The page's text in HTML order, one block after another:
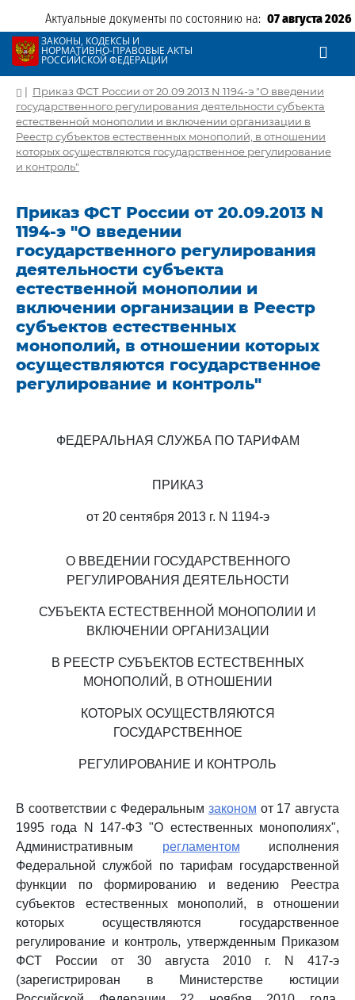
Актуальные документы по состоянию на: 07 августа 2026
ЗАКОНЫ, КОДЕКСЫ И
НОРМАТИВНО-ПРАВОВЫЕ АКТЫ
РОССИЙСКОЙ ФЕДЕРАЦИИ
| Приказ ФСТ России от 20.09.2013 N 1194-э "О введении
государственного регулирования деятельности субъекта
естественной монополии и включении организации в
Реестр субъектов естественных монополий, в отношении
которых осуществляются государственное регулирование
и контроль"
Приказ ФСТ России от 20.09.2013 N
1194-э "О введении
государственного регулирования
деятельности субъекта
естественной монополии и
включении организации в Реестр
субъектов естественных
монополий, в отношении которых
осуществляются государственное
регулирование и контроль"
ФЕДЕРАЛЬНАЯ СЛУЖБА ПО ТАРИФАМ
ПРИКАЗ
от 20 сентября 2013 г. N 1194-э
О ВВЕДЕНИИ ГОСУДАРСТВЕННОГО
РЕГУЛИРОВАНИЯ ДЕЯТЕЛЬНОСТИ
СУБЪЕКТА ЕСТЕСТВЕННОЙ МОНОПОЛИИ И
ВКЛЮЧЕНИИ ОРГАНИЗАЦИИ
В РЕЕСТР СУБЪЕКТОВ ЕСТЕСТВЕННЫХ
МОНОПОЛИЙ, В ОТНОШЕНИИ
КОТОРЫХ ОСУЩЕСТВЛЯЮТСЯ
ГОСУДАРСТВЕННОЕ
РЕГУЛИРОВАНИЕ И КОНТРОЛЬ
В соответствии с Федеральным законом от 17 августа
1995 года N 147-ФЗ "О естественных монополиях",
Административным регламентом исполнения
Федеральной службой по тарифам государственной
функции по формированию и ведению Реестра
субъектов естественных монополий, в отношении
которых осуществляются государственное
регулирование и контроль, утвержденным Приказом
ФСТ России от 30 августа 2010 г. N 417-э
(зарегистрирован в Министерстве юстиции